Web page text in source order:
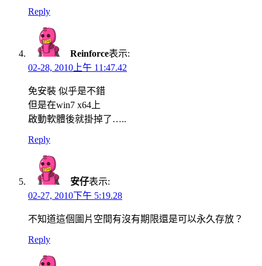
Reply
Reinforce表示:
02-28, 2010上午 11:47.42
免安裝 似乎是不錯
但是在win7 x64上
啟動軟體後就掛掉了…..
Reply
安仔表示:
02-27, 2010下午 5:19.28
不知道這個圖片空間有沒有期限還是可以永久存放？
Reply